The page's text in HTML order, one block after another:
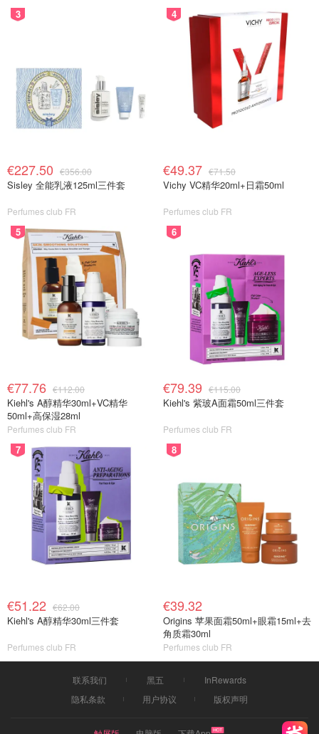
3
€227.50 €356.00
Sisley 全能乳液125ml三件套
Perfumes club FR
4
€49.37 €71.50
Vichy VC精华20ml+日霜50ml
Perfumes club FR
5
€77.76 €112.00
Kiehl's A醇精华30ml+VC精华
50ml+高保湿28ml
Perfumes club FR
6
€79.39 €115.00
Kiehl's 紫玻A面霜50ml三件套
Perfumes club FR
7
€51.22 €62.00
Kiehl's A醇精华30ml三件套
Perfumes club FR
8
€39.32
Origins 苹果面霜50ml+眼霜15ml+去
角质霜30ml
Perfumes club FR
联系我们 黑五
InRewards
隐私条款
用户协议 版权声明